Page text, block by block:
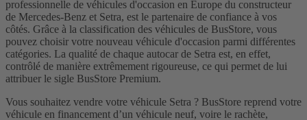
professionnelle de véhicules d'occasion en Europe du constructeur
de Mercedes-Benz et Setra, est le partenaire de confiance à vos
côtés. Grâce à la classification des véhicules de BusStore, vous
pouvez choisir votre nouveau véhicule d'occasion parmi différentes
catégories. La qualité de chaque autocar de Setra est, en effet,
contrôlé de manière extrêmement rigoureuse, ce qui permet de lui
attribuer le sigle BusStore Premium.
Vous souhaitez vendre votre véhicule Setra ? BusStore reprend votre
véhicule en financement d’un véhicule neuf, voire le rachète,